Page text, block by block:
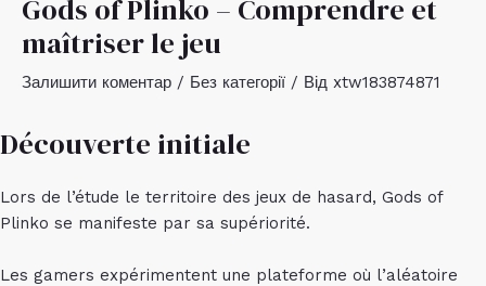
Gods of Plinko – Comprendre et
maîtriser le jeu
Залишити коментар / Без категорії / Від xtw183874871
Découverte initiale
Lors de l’étude le territoire des jeux de hasard, Gods of
Plinko se manifeste par sa supériorité.
Les gamers expérimentent une plateforme où l’aléatoire